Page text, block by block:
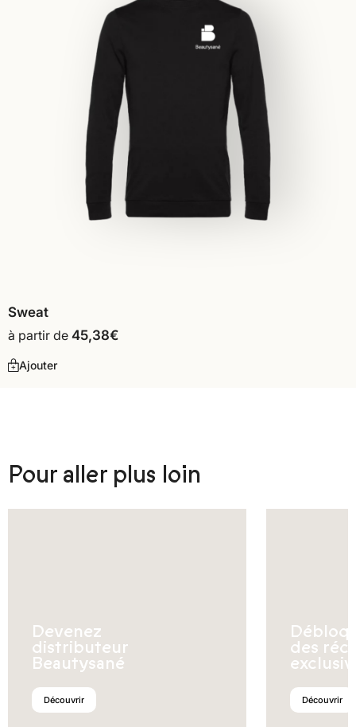
Sweat
à partir de 45,38€
Ajouter
Pour aller plus loin
Devenez
distributeur
Beautysané
Découvrir
des
Découvrir